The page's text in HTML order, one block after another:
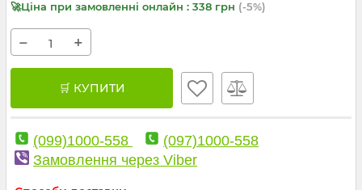
🚀Ціна при замовленні онлайн : 338 грн (-5%)
− +
🛒 КУПИТИ
(099)1000-558
(097)1000-558
Замовлення через Viber